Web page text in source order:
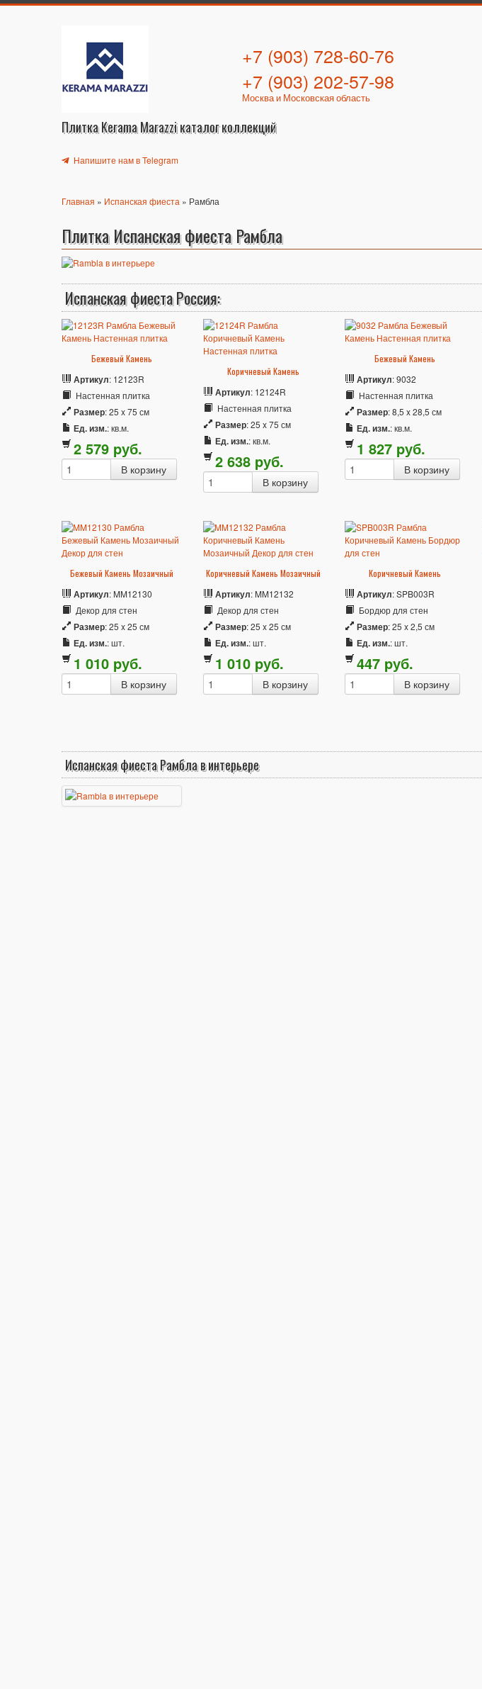
Плитка Kerama Marazzi каталог коллекций
+7 (903) 728-60-76
+7 (903) 202-57-98
Москва и Московская область
Напишите нам в Telegram
Главная » Испанская фиеста » Рамбла
Плитка Испанская фиеста Рамбла
Испанская фиеста Россия:
Бежевый Камень
Артикул: 12123R
Настенная плитка
Размер: 25 x 75 см
Ед. изм.: кв.м.
2 579 pуб.
Коричневый Камень
Артикул: 12124R
Настенная плитка
Размер: 25 x 75 см
Ед. изм.: кв.м.
2 638 pуб.
Бежевый Камень
Артикул: 9032
Настенная плитка
Размер: 8,5 x 28,5 см
Ед. изм.: кв.м.
1 827 pуб.
Бежевый Камень Мозаичный
Артикул: MM12130
Декор для стен
Размер: 25 x 25 см
Ед. изм.: шт.
1 010 pуб.
Коричневый Камень Мозаичный
Артикул: MM12132
Декор для стен
Размер: 25 x 25 см
Ед. изм.: шт.
1 010 pуб.
Коричневый Камень
Артикул: SPB003R
Бордюр для стен
Размер: 25 x 2,5 см
Ед. изм.: шт.
447 pуб.
Испанская фиеста Рамбла в интерьере